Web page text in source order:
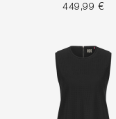
449,99 €